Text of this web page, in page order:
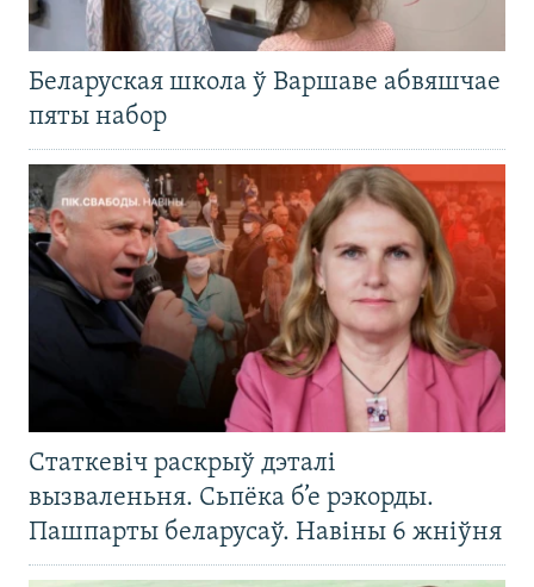
Беларуская школа ў Варшаве абвяшчае
пяты набор
Статкевіч раскрыў дэталі
вызваленьня. Сьпёка б’е рэкорды.
Пашпарты беларусаў. Навіны 6 жніўня